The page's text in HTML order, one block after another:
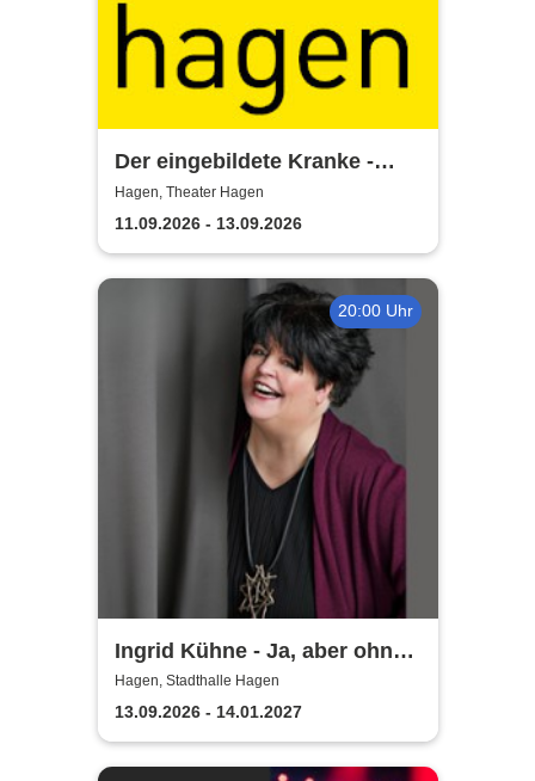
Der eingebildete Kranke -
Theater Hagen
Hagen, Theater Hagen
11.09.2026 - 13.09.2026
20:00 Uhr
Ingrid Kühne - Ja, aber ohne
mich!
Hagen, Stadthalle Hagen
13.09.2026 - 14.01.2027